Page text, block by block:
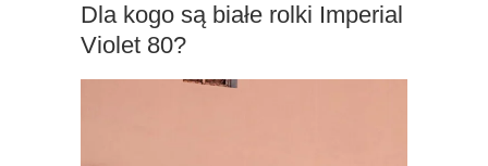
Dla kogo są białe rolki Imperial
Violet 80?